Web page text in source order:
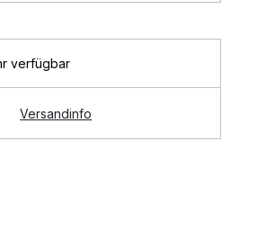
verfügbar
Versandinfo